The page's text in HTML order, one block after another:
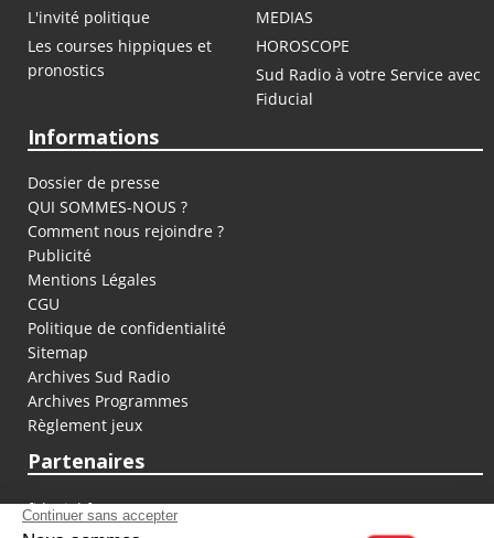
L'invité politique
MEDIAS
Les courses hippiques et
pronostics
HOROSCOPE
Sud Radio à votre Service avec
Fiducial
Informations
Dossier de presse
QUI SOMMES-NOUS ?
Comment nous rejoindre ?
Publicité
Mentions Légales
CGU
Politique de confidentialité
Sitemap
Archives Sud Radio
Archives Programmes
Règlement jeux
Partenaires
fiducial.fr